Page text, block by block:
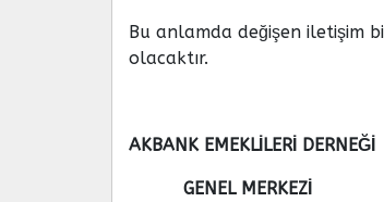
Bu anlamda değişen iletişim
olacaktır.
AKBANK EMEKLİLERİ DERNEĞİ
GENEL MERKEZİ